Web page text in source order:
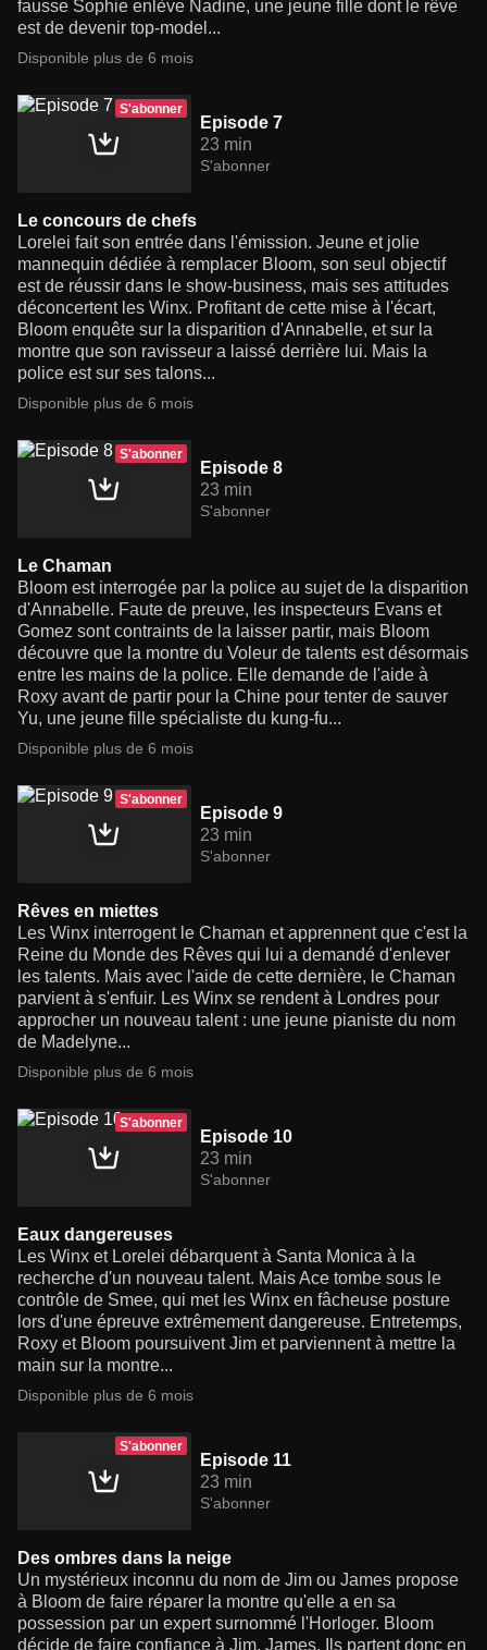
fausse Sophie enlève Nadine, une jeune fille dont le rêve
est de devenir top-model...
Disponible plus de 6 mois
S'abonner
Episode 7
23 min
S'abonner
Le concours de chefs
Lorelei fait son entrée dans l'émission. Jeune et jolie
mannequin dédiée à remplacer Bloom, son seul objectif
est de réussir dans le show-business, mais ses attitudes
déconcertent les Winx. Profitant de cette mise à l'écart,
Bloom enquête sur la disparition d'Annabelle, et sur la
montre que son ravisseur a laissé derrière lui. Mais la
police est sur ses talons...
Disponible plus de 6 mois
S'abonner
Episode 8
23 min
S'abonner
Le Chaman
Bloom est interrogée par la police au sujet de la disparition
d'Annabelle. Faute de preuve, les inspecteurs Evans et
Gomez sont contraints de la laisser partir, mais Bloom
découvre que la montre du Voleur de talents est désormais
entre les mains de la police. Elle demande de l'aide à
Roxy avant de partir pour la Chine pour tenter de sauver
Yu, une jeune fille spécialiste du kung-fu...
Disponible plus de 6 mois
S'abonner
Episode 9
23 min
S'abonner
Rêves en miettes
Les Winx interrogent le Chaman et apprennent que c'est la
Reine du Monde des Rêves qui lui a demandé d'enlever
les talents. Mais avec l'aide de cette dernière, le Chaman
parvient à s'enfuir. Les Winx se rendent à Londres pour
approcher un nouveau talent : une jeune pianiste du nom
de Madelyne...
Disponible plus de 6 mois
S'abonner
Episode 10
23 min
S'abonner
Eaux dangereuses
Les Winx et Lorelei débarquent à Santa Monica à la
recherche d'un nouveau talent. Mais Ace tombe sous le
contrôle de Smee, qui met les Winx en fâcheuse posture
lors d'une épreuve extrêmement dangereuse. Entretemps,
Roxy et Bloom poursuivent Jim et parviennent à mettre la
main sur la montre...
Disponible plus de 6 mois
S'abonner
Episode 11
23 min
S'abonner
Des ombres dans la neige
Un mystérieux inconnu du nom de Jim ou James propose
à Bloom de faire réparer la montre qu'elle a en sa
possession par un expert surnommé l'Horloger. Bloom
décide de faire confiance à Jim, James. Ils partent donc en